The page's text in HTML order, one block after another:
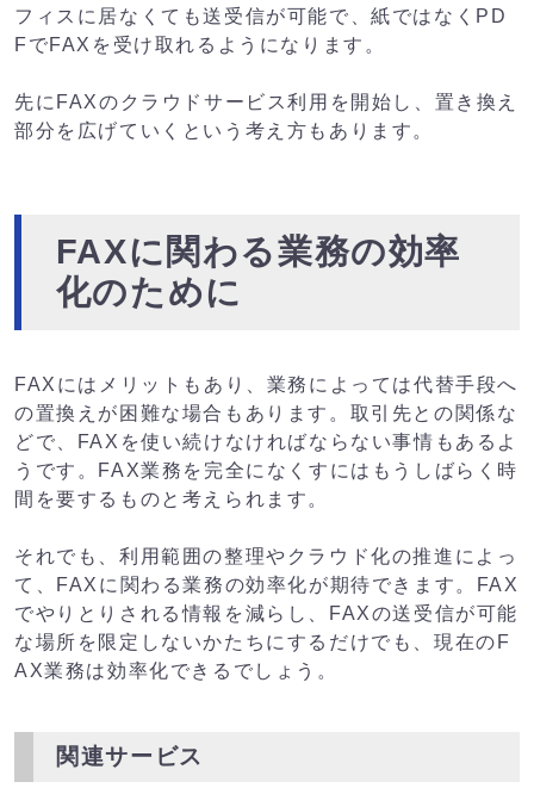
フィスに居なくても送受信が可能で、紙ではなくPD
FでFAXを受け取れるようになります。
先にFAXのクラウドサービス利用を開始し、置き換え
部分を広げていくという考え方もあります。
FAXに関わる業務の効率
化のために
FAXにはメリットもあり、業務によっては代替手段へ
の置換えが困難な場合もあります。取引先との関係な
どで、FAXを使い続けなければならない事情もあるよ
うです。FAX業務を完全になくすにはもうしばらく時
間を要するものと考えられます。
それでも、利用範囲の整理やクラウド化の推進によっ
て、FAXに関わる業務の効率化が期待できます。FAX
でやりとりされる情報を減らし、FAXの送受信が可能
な場所を限定しないかたちにするだけでも、現在のF
AX業務は効率化できるでしょう。
関連サービス